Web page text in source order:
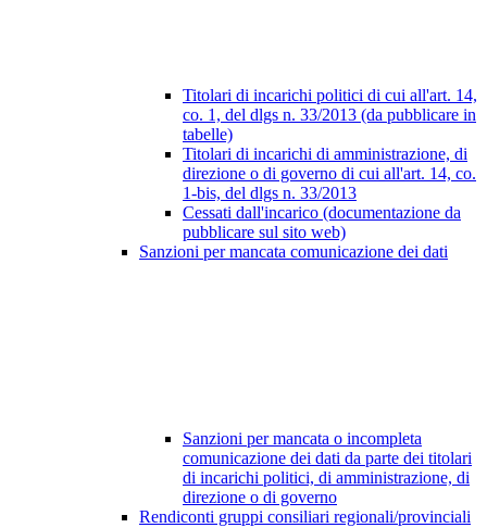
Titolari di incarichi politici di cui all'art. 14,
co. 1, del dlgs n. 33/2013 (da pubblicare in
tabelle)
Titolari di incarichi di amministrazione, di
direzione o di governo di cui all'art. 14, co.
1-bis, del dlgs n. 33/2013
Cessati dall'incarico (documentazione da
pubblicare sul sito web)
Sanzioni per mancata comunicazione dei dati
Sanzioni per mancata o incompleta
comunicazione dei dati da parte dei titolari
di incarichi politici, di amministrazione, di
direzione o di governo
Rendiconti gruppi consiliari regionali/provinciali